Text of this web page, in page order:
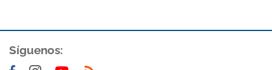
Síguenos: